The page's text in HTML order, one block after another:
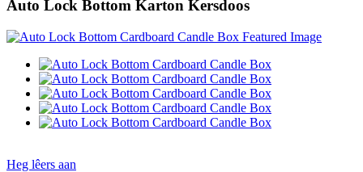
Auto Lock Bottom Karton Kersdoos
Heg lêers aan